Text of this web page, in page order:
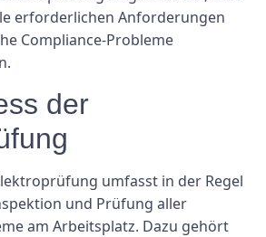
erforderlichen Anforderungen
Compliance-Probleme
der
umfasst in der Regel
und Prüfung aller
am Arbeitsplatz. Dazu gehört